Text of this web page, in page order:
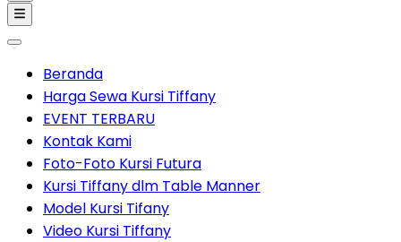
Beranda
Harga Sewa Kursi Tiffany
EVENT TERBARU
Kontak Kami
Foto-Foto Kursi Futura
Kursi Tiffany dlm Table Manner
Model Kursi Tifany
Video Kursi Tiffany